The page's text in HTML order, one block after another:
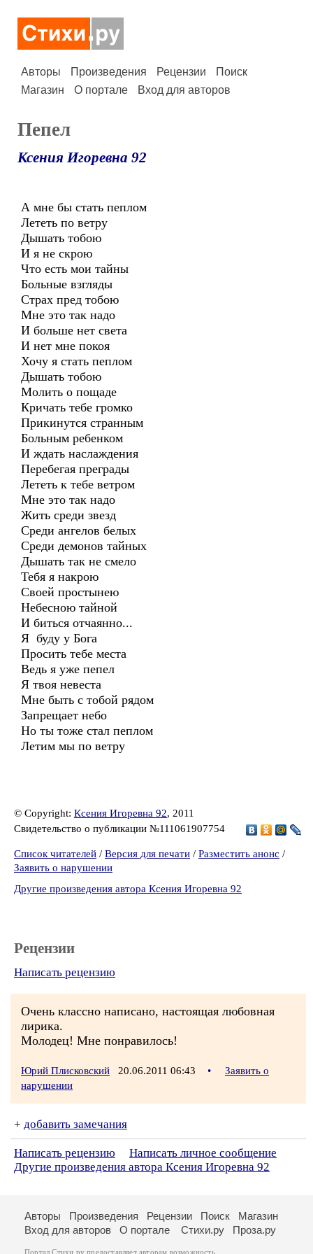
Авторы Произведения Рецензии
Поиск
Магазин
О портале Вход для авторов
Пепел
Ксения Игоревна 92
А мне бы стать пеплом
Лететь по ветру
Дышать тобою
И я не скрою
Что есть мои тайны
Больные взгляды
Страх пред тобою
Мне это так надо
И больше нет света
И нет мне покоя
Хочу я стать пеплом
Дышать тобою
Молить о пощаде
Кричать тебе громко
Прикинутся странным
Больным ребенком
И ждать наслаждения
Перебегая преграды
Лететь к тебе ветром
Мне это так надо
Жить среди звезд
Среди ангелов белых
Среди демонов тайных
Дышать так не смело
Тебя я накрою
Своей простынею
Небесною тайной
И биться отчаянно...
Я буду у Бога
Просить тебе места
Ведь я уже пепел
Я твоя невеста
Мне быть с тобой рядом
Запрещает небо
Но ты тоже стал пеплом
Летим мы по ветру
© Copyright: Ксения Игоревна 92, 2011
Свидетельство о публикации №111061907754
Список читателей / Версия для печати / Разместить анонс /
Заявить о нарушении
Другие произведения автора Ксения Игоревна 92
Рецензии
Написать рецензию
Очень классно написано, настоящая любовная
лирика.
Молодец! Мне понравилось!
Юрий Плисковский 20.06.2011 06:43 •
Заявить о
нарушении
+ добавить замечания
Написать рецензию
Написать личное сообщение
Другие произведения автора Ксения Игоревна 92
Авторы Произведения Рецензии Поиск
Магазин
Вход для авторов
О портале Стихи.ру Проза.ру
Портал Стихи.ру предоставляет авторам возможность